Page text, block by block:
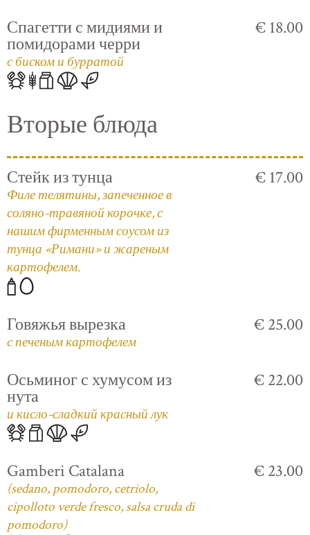
Спагетти с мидиями и
помидорами черри
с биском и бурратой
€ 18.00
Вторые блюда
Стейк из тунца
Филе телятины, запеченное в
соляно-травяной корочке, с
нашим фирменным соусом из
тунца «Римани» и жареным
картофелем.
€ 17.00
Говяжья вырезка
с печеным картофелем
€ 25.00
Осьминог с хумусом из
нута
и кисло-сладкий красный лук
€ 22.00
Gamberi Catalana
(sedano, pomodoro, cetriolo,
cipolloto verde fresco, salsa cruda di
pomodoro)
€ 23.00